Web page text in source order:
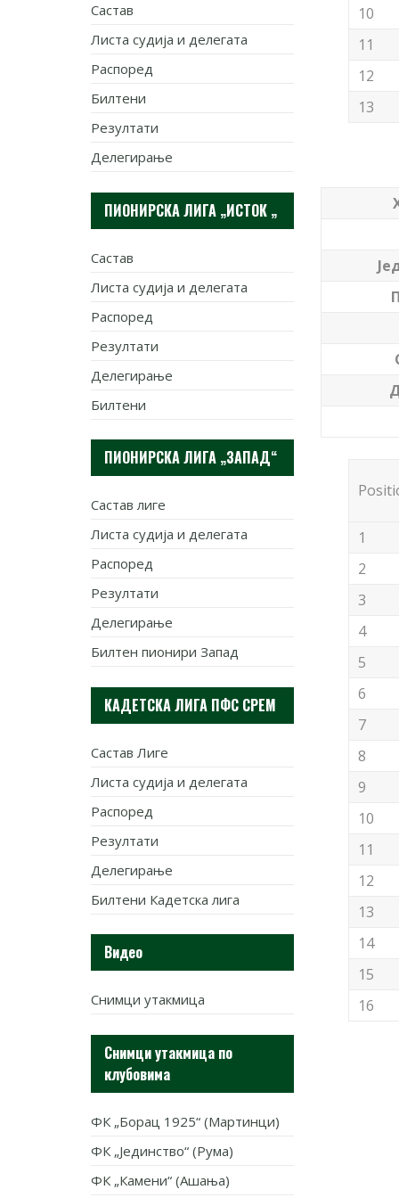
10
11
12
13
1
2
3
4
5
6
7
8
9
10
11
12
13
14
15
16
Састав
Листа судија и делегата
Распоред
Билтени
Резултати
Делегирање
ПИОНИРСКА ЛИГА „ИСТОК „
Састав
Листа судија и делегата
Распоред
Резултати
Делегирање
Билтени
ПИОНИРСКА ЛИГА „ЗАПАД“
Састав лиге
Листа судија и делегата
Распоред
Резултати
Делегирање
Билтен пионири Запад
КАДЕТСКА ЛИГА ПФС СРЕМ
Састав Лиге
Листа судија и делегата
Распоред
Резултати
Делегирање
Билтени Кадетска лига
Видео
Снимци утакмица
Снимци утакмица по
клубовима
ФК „Борац 1925“ (Мартинци)
ФК „Јединство“ (Рума)
ФК „Камени“ (Ашања)